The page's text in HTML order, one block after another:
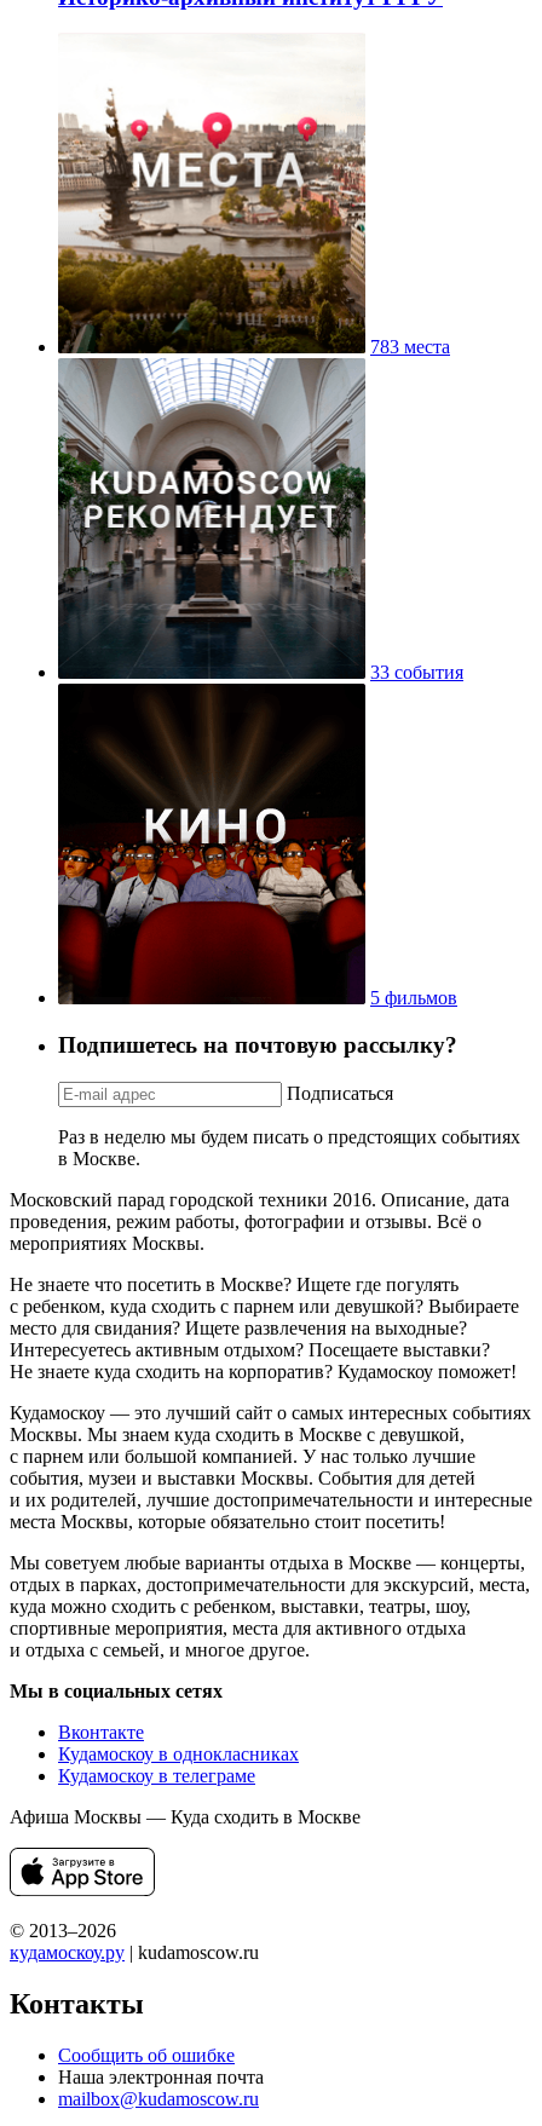
783 места
33 события
5 фильмов
Подпишетесь на почтовую рассылку?
Подписаться
Раз в неделю мы будем писать о предстоящих событиях
в Москве.
Московский парад городской техники 2016. Описание, дата
проведения, режим работы, фотографии и отзывы. Всё о
мероприятиях Москвы.
Не знаете что посетить в Москве? Ищете где погулять
с ребенком, куда сходить с парнем или девушкой? Выбираете
место для свидания? Ищете развлечения на выходные?
Интересуетесь активным отдыхом? Посещаете выставки?
Не знаете куда сходить на корпоратив? Кудамоскоу поможет!
Кудамоскоу — это лучший сайт о самых интересных событиях
Москвы. Мы знаем куда сходить в Москве с девушкой,
с парнем или большой компанией. У нас только лучшие
события, музеи и выставки Москвы. События для детей
и их родителей, лучшие достопримечательности и интересные
места Москвы, которые обязательно стоит посетить!
Мы советуем любые варианты отдыха в Москве — концерты,
отдых в парках, достопримечательности для экскурсий, места,
куда можно сходить с ребенком, выставки, театры, шоу,
спортивные мероприятия, места для активного отдыха
и отдыха с семьей, и многое другое.
Мы в социальных сетях
Вконтакте
Кудамоскоу в однокласниках
Кудамоскоу в телеграме
Афиша Москвы — Куда сходить в Москве
© 2013–2026
кудамоскоу.ру | kudamoscow.ru
Контакты
Сообщить об ошибке
Наша электронная почта
mailbox@kudamoscow.ru